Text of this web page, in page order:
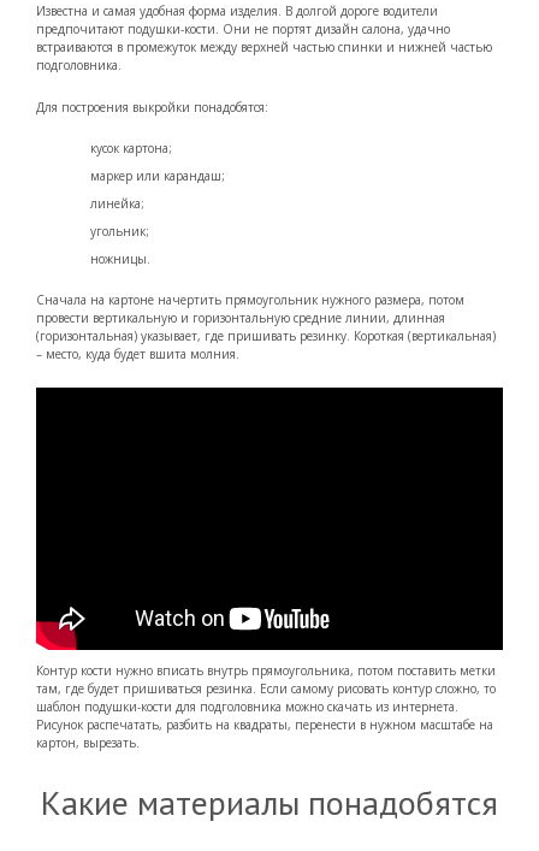
Известна и самая удобная форма изделия. В долгой дороге водители
предпочитают подушки-кости. Они не портят дизайн салона, удачно
встраиваются в промежуток между верхней частью спинки и нижней частью
подголовника.
Для построения выкройки понадобятся:
кусок картона;
маркер или карандаш;
линейка;
угольник;
ножницы.
Сначала на картоне начертить прямоугольник нужного размера, потом
провести вертикальную и горизонтальную средние линии, длинная
(горизонтальная) указывает, где пришивать резинку. Короткая (вертикальная)
– место, куда будет вшита молния.
Контур кости нужно вписать внутрь прямоугольника, потом поставить метки
там, где будет пришиваться резинка. Если самому рисовать контур сложно, то
шаблон подушки-кости для подголовника можно скачать из интернета.
Рисунок распечатать, разбить на квадраты, перенести в нужном масштабе на
картон, вырезать.
Какие материалы понадобятся